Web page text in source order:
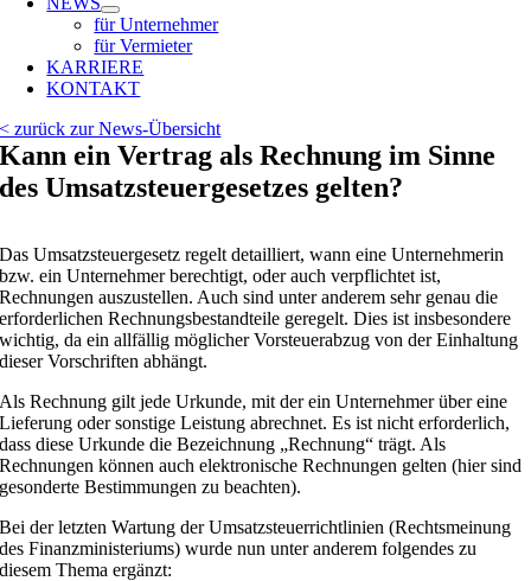
für Unternehmer
für Vermieter
KARRIERE
KONTAKT
< zurück zur News-Übersicht
Kann ein Vertrag als Rechnung im Sinne
des Umsatzsteuergesetzes gelten?
Das Umsatzsteuergesetz regelt detailliert, wann eine Unternehmerin
bzw. ein Unternehmer berechtigt, oder auch verpflichtet ist,
Rechnungen auszustellen. Auch sind unter anderem sehr genau die
erforderlichen Rechnungsbestandteile geregelt. Dies ist insbesondere
wichtig, da ein allfällig möglicher Vorsteuerabzug von der Einhaltung
dieser Vorschriften abhängt.
Als Rechnung gilt jede Urkunde, mit der ein Unternehmer über eine
Lieferung oder sonstige Leistung abrechnet. Es ist nicht erforderlich,
dass diese Urkunde die Bezeichnung „Rechnung“ trägt. Als
Rechnungen können auch elektronische Rechnungen gelten (hier sind
gesonderte Bestimmungen zu beachten).
Bei der letzten Wartung der Umsatzsteuerrichtlinien (Rechtsmeinung
des Finanzministeriums) wurde nun unter anderem folgendes zu
diesem Thema ergänzt: